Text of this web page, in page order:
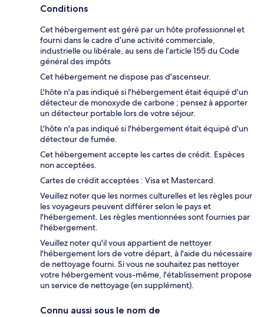
Conditions
Cet hébergement est géré par un hôte professionnel et
fourni dans le cadre d’une activité commerciale,
industrielle ou libérale, au sens de l’article 155 du Code
général des impôts
Cet hébergement ne dispose pas d'ascenseur.
L'hôte n'a pas indiqué si l'hébergement était équipé d'un
détecteur de monoxyde de carbone ; pensez à apporter
un détecteur portable lors de votre séjour.
L'hôte n'a pas indiqué si l'hébergement était équipé d'un
détecteur de fumée.
Cet hébergement accepte les cartes de crédit. Espèces
non acceptées.
Cartes de crédit acceptées : Visa et Mastercard.
Veuillez noter que les normes culturelles et les règles pour
les voyageurs peuvent différer selon le pays et
l'hébergement. Les règles mentionnées sont fournies par
l'hébergement.
Veuillez noter qu'il vous appartient de nettoyer
l'hébergement lors de votre départ, à l'aide du nécessaire
de nettoyage fourni. Si vous ne souhaitez pas nettoyer
votre hébergement vous-même, l'établissement propose
un service de nettoyage (en supplément).
Connu aussi sous le nom de